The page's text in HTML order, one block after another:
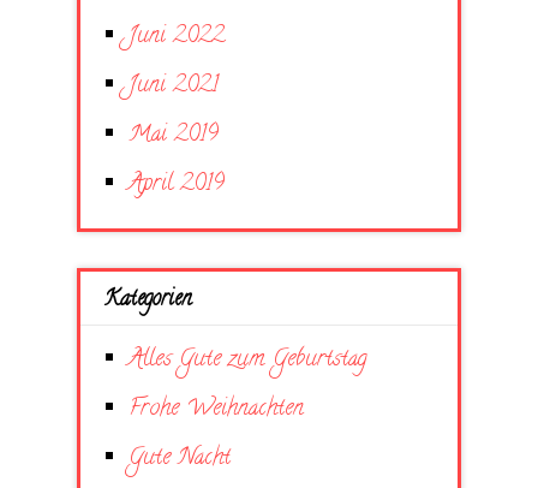
Juni 2022
Juni 2021
Mai 2019
April 2019
Kategorien
Alles Gute zum Geburtstag
Frohe Weihnachten
Gute Nacht